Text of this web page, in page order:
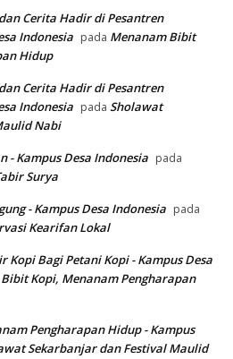
Cerita Hadir di Pesantren
Indonesia pada Menanam Bibit
Hidup
Cerita Hadir di Pesantren
Indonesia pada Sholawat
Nabi
- Kampus Desa Indonesia pada
Surya
- Kampus Desa Indonesia pada
Kearifan Lokal
Kopi Bagi Petani Kopi - Kampus Desa
Kopi, Menanam Pengharapan
Pengharapan Hidup - Kampus
Sekarbanjar dan Festival Maulid